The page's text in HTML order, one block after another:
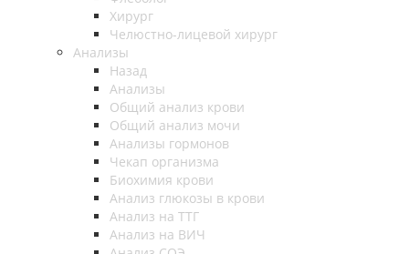
Хирург
Челюстно-лицевой хирург
Анализы
Назад
Анализы
Общий анализ крови
Общий анализ мочи
Анализы гормонов
Чекап организма
Биохимия крови
Анализ глюкозы в крови
Анализ на ТТГ
Анализ на ВИЧ